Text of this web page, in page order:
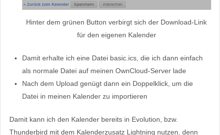
Hinter dem grünen Button verbirgt sich der Download-Link
für den eigenen Kalender
Damit erhalte ich eine Datei basic.ics, die ich dann einfach
als normale Datei auf meinen OwnCloud-Server lade
Nach dem Upload genügt dann ein Doppelklick, um die
Datei in meinen Kalender zu importieren
Damit kann ich den Kalender bereits in Evolution, bzw.
Thunderbird mit dem Kalenderzusatz Lightning nutzen, denn